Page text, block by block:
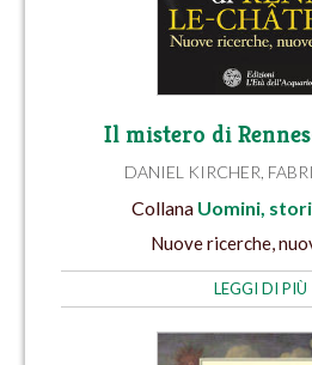
Il mistero di
DANIEL KIRCHER
Collana Uomini,
Nuove ricerche,
LEGGI DI PIÙ